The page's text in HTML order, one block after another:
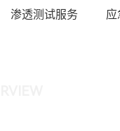
渗透测试服务